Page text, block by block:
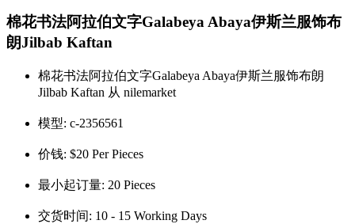
棉花书法阿拉伯文字Galabeya Abaya伊斯兰服饰布
朗Jilbab Kaftan
棉花书法阿拉伯文字Galabeya Abaya伊斯兰服饰布朗
Jilbab Kaftan 从 nilemarket
模型: c-2356561
价钱: $20 Per Pieces
最小起订量: 20 Pieces
交货时间: 10 - 15 Working Days